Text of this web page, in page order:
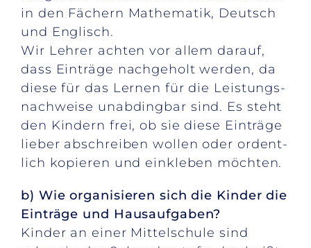
in den Fä­chern Ma­the­ma­tik, Deutsch
und Eng­lisch.
Wir Leh­rer ach­ten vor al­lem dar­auf,
dass Ein­trä­ge nach­ge­holt wer­den, da
die­se für das Ler­nen für die Leis­tungs­
nach­wei­se un­ab­ding­bar sind. Es steht
den Kin­dern frei, ob sie die­se Ein­trä­ge
lie­ber ab­schrei­ben wol­len oder or­dent­
lich ko­pie­ren und ein­kle­ben möch­ten.
b) Wie or­ga­ni­sie­ren sich die Kin­der die
Ein­trä­ge und Haus­auf­ga­ben?
Kin­der an ei­ner Mit­tel­schu­le sind